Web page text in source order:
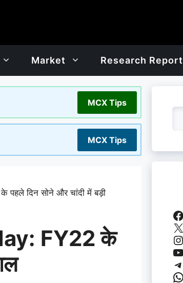
Market Research Report
MCX Tips
MCX Tips
दिन सोने और चांदी में बड़ी
FY22 के